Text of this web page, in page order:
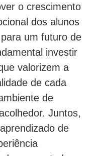
o crescimento
dos alunos
um futuro de
investir
valorizem a
de cada
de
Juntos,
de